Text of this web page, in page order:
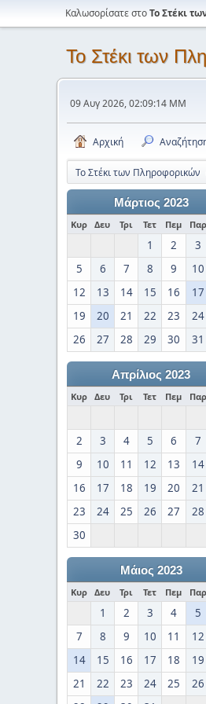
Καλωσορίσατε στοΤο Στέκι
Το Στέκι των
09 Αυγ 2026, 02:09:14 ΜΜ
Αρχική
Το Στέκι των Πληροφορικών
Μάρτιος 2023
Κυρ Δευ Τρι Τετ Πεμ Παρ
1 2 3
5
6 7 8 9 10
12
13 14 15 16 17
19
20 21 22 23 24
26
27 28 29 30 31
Απρίλιος 2023
Κυρ Δευ Τρι Τετ Πεμ Παρ
2
3 4 5 6 7
9
10 11 12 13 14
16
17 18 19 20 21
23
24 25 26 27 28
30
Μάιος 2023
Κυρ Δευ Τρι Τετ Πεμ Παρ
1 2 3 4 5
7
8 9 10 11 12
14
15 16 17 18 19
21
22 23 24 25 26